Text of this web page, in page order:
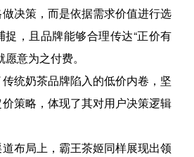
决策，而是依据需求价值进行选
，且品牌能够合理传达“正价有
意为之付费。
统奶茶品牌陷入的低价内卷，坚
策略，体现了其对用户决策逻辑
布局上，霸王茶姬同样展现出领